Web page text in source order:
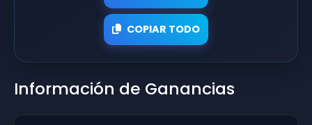
COPIAR TODO
Información de Ganancias